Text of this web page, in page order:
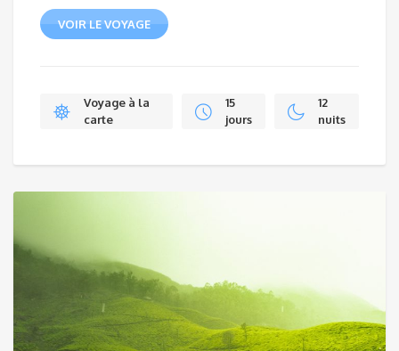
VOIR LE VOYAGE
Voyage à la
carte
15
jours
12
nuits